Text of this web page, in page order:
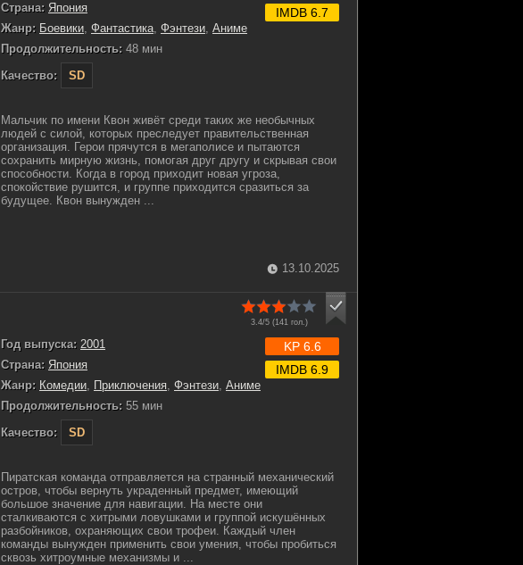
Страна: Япония
Жанр: Боевики, Фантастика, Фэнтези, Аниме
Продолжительность: 48 мин
Качество:
SD
IMDB 6.7
Мальчик по имени Квон живёт среди таких же необычных
людей с силой, которых преследует правительственная
организация. Герои прячутся в мегаполисе и пытаются
сохранить мирную жизнь, помогая друг другу и скрывая свои
способности. Когда в город приходит новая угроза,
спокойствие рушится, и группе приходится сразиться за
будущее. Квон вынужден ...
13.10.2025
3.4/5 (141 гол.)
Год выпуска: 2001
Страна: Япония
Жанр: Комедии Приключения Фэнтези Аниме
Продолжительность: 55 мин
Качество:
SD
KP 6.6
IMDB 6.9
Пиратская команда отправляется на странный механический
остров, чтобы вернуть украденный предмет, имеющий
большое значение для навигации. На месте они
сталкиваются с хитрыми ловушками и группой искушённых
разбойников, охраняющих свои трофеи. Каждый член
команды вынужден применить свои умения, чтобы пробиться
сквозь хитроумные механизмы и ...